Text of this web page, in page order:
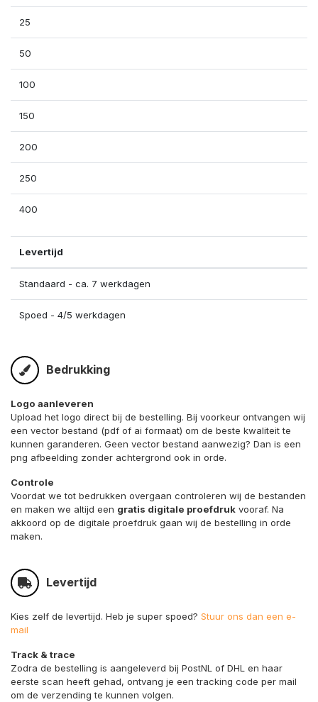
25
50
100
150
200
250
400
Levertijd
Standaard - ca. 7 werkdagen
Spoed - 4/5 werkdagen
Bedrukking
Logo aanleveren
Upload het logo direct bij de bestelling. Bij voorkeur ontvangen wij
een vector bestand (pdf of ai formaat) om de beste kwaliteit te
kunnen garanderen. Geen vector bestand aanwezig? Dan is een
png afbeelding zonder achtergrond ook in orde.
Controle
Voordat we tot bedrukken overgaan controleren wij de bestanden
en maken we altijd een gratis digitale proefdruk vooraf. Na
akkoord op de digitale proefdruk gaan wij de bestelling in orde
maken.
Levertijd
Kies zelf de levertijd. Heb je super spoed? Stuur ons dan een e-
mail
Track & trace
Zodra de bestelling is aangeleverd bij PostNL of DHL en haar
eerste scan heeft gehad, ontvang je een tracking code per mail
om de verzending te kunnen volgen.